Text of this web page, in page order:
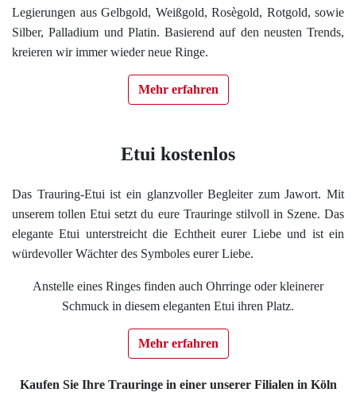
Legierungen aus Gelbgold, Weißgold, Rosègold, Rotgold, sowie
Silber, Palladium und Platin. Basierend auf den neusten Trends,
kreieren wir immer wieder neue Ringe.
Mehr erfahren
Etui kostenlos
Das Trauring-Etui ist ein glanzvoller Begleiter zum Jawort. Mit
unserem tollen Etui setzt du eure Trauringe stilvoll in Szene. Das
elegante Etui unterstreicht die Echtheit eurer Liebe und ist ein
würdevoller Wächter des Symboles eurer Liebe.
Anstelle eines Ringes finden auch Ohrringe oder kleinerer
Schmuck in diesem eleganten Etui ihren Platz.
Mehr erfahren
Kaufen Sie Ihre Trauringe in einer unserer Filialen in Köln